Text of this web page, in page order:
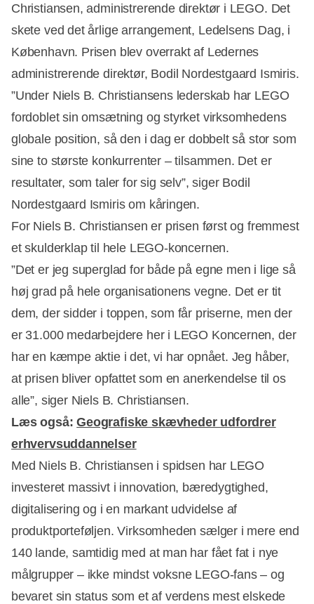
Christiansen, administrerende direktør i LEGO. Det
skete ved det årlige arrangement, Ledelsens Dag, i
København. Prisen blev overrakt af Ledernes
administrerende direktør, Bodil Nordestgaard Ismiris.
”Under Niels B. Christiansens lederskab har LEGO
fordoblet sin omsætning og styrket virksomhedens
globale position, så den i dag er dobbelt så stor som
sine to største konkurrenter – tilsammen. Det er
resultater, som taler for sig selv”, siger Bodil
Nordestgaard Ismiris om kåringen.
For Niels B. Christiansen er prisen først og fremmest
et skulderklap til hele LEGO-koncernen.
”Det er jeg superglad for både på egne men i lige så
høj grad på hele organisationens vegne. Det er tit
dem, der sidder i toppen, som får priserne, men der
er 31.000 medarbejdere her i LEGO Koncernen, der
har en kæmpe aktie i det, vi har opnået. Jeg håber,
at prisen bliver opfattet som en anerkendelse til os
alle”, siger Niels B. Christiansen.
Læs også:Geografiske skævheder udfordrer
erhvervsuddannelser
Med Niels B. Christiansen i spidsen har LEGO
investeret massivt i innovation, bæredygtighed,
digitalisering og i en markant udvidelse af
produktporteføljen. Virksomheden sælger i mere end
140 lande, samtidig med at man har fået fat i nye
målgrupper – ikke mindst voksne LEGO-fans – og
bevaret sin status som et af verdens mest elskede